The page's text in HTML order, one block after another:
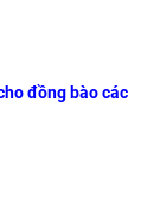
đồng bào các